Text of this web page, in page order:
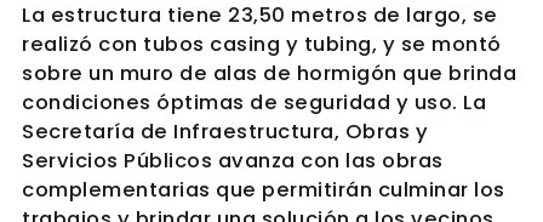
La estructura tiene 23,50 metros de largo, se
realizó con tubos casing y tubing, y se montó
sobre un muro de alas de hormigón que brinda
condiciones óptimas de seguridad y uso. La
Secretaría de Infraestructura, Obras y
Servicios Públicos avanza con las obras
complementarias que permitirán culminar los